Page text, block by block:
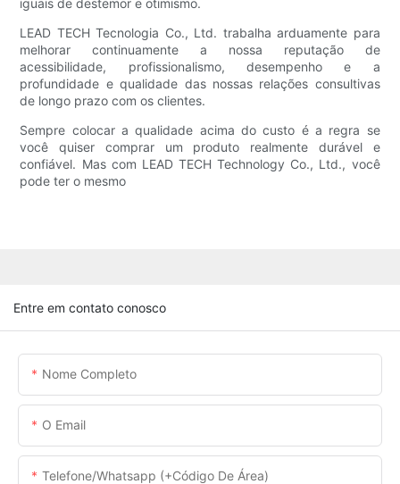
iguais de destemor e otimismo.
LEAD TECH Tecnologia Co., Ltd. trabalha arduamente para
melhorar continuamente a nossa reputação de
acessibilidade, profissionalismo, desempenho e a
profundidade e qualidade das nossas relações consultivas
de longo prazo com os clientes.
Sempre colocar a qualidade acima do custo é a regra se
você quiser comprar um produto realmente durável e
confiável. Mas com LEAD TECH Technology Co., Ltd., você
pode ter o mesmo
Entre em contato conosco
Nome Completo
O Email
Telefone/whatsapp (+código De Área)